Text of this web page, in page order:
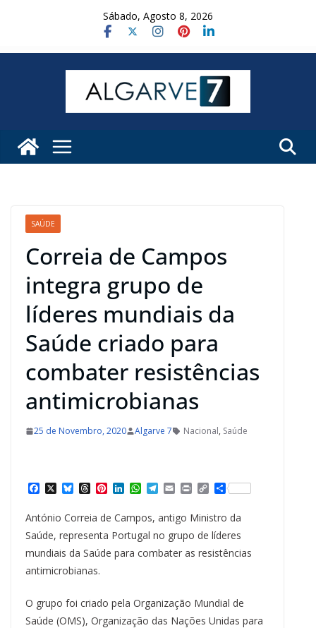
Sábado, Agosto 8, 2026
SAÚDE
Correia de Campos
integra grupo de
líderes mundiais da
Saúde criado para
combater resistências
antimicrobianas
25 de Novembro, 2020 Algarve 7 Nacional, Saúde
c
e
b
o
k
X B
e
s
y
T
r
e
a
s
P
t
e
e
L
k
e
I
W
t
s
A
p
T
e
g
a
E
i
l
P
i
n
t
C
p
y
L
n
S
r
e
António Correia de Campos, antigo Ministro da
Saúde, representa Portugal no grupo de líderes
mundiais da Saúde para combater as resistências
antimicrobianas.
O grupo foi criado pela Organização Mundial de
Saúde (OMS), Organização das Nações Unidas para